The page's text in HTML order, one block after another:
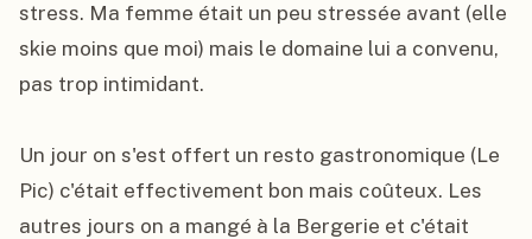
stress. Ma femme était un peu stressée avant (elle
skie moins que moi) mais le domaine lui a convenu,
pas trop intimidant.
Un jour on s'est offert un resto gastronomique (Le
Pic) c'était effectivement bon mais coûteux. Les
autres jours on a mangé à la Bergerie et c'était